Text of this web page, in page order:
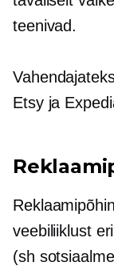
teenivad.
Etsy ja
veebiliiklust
(sh